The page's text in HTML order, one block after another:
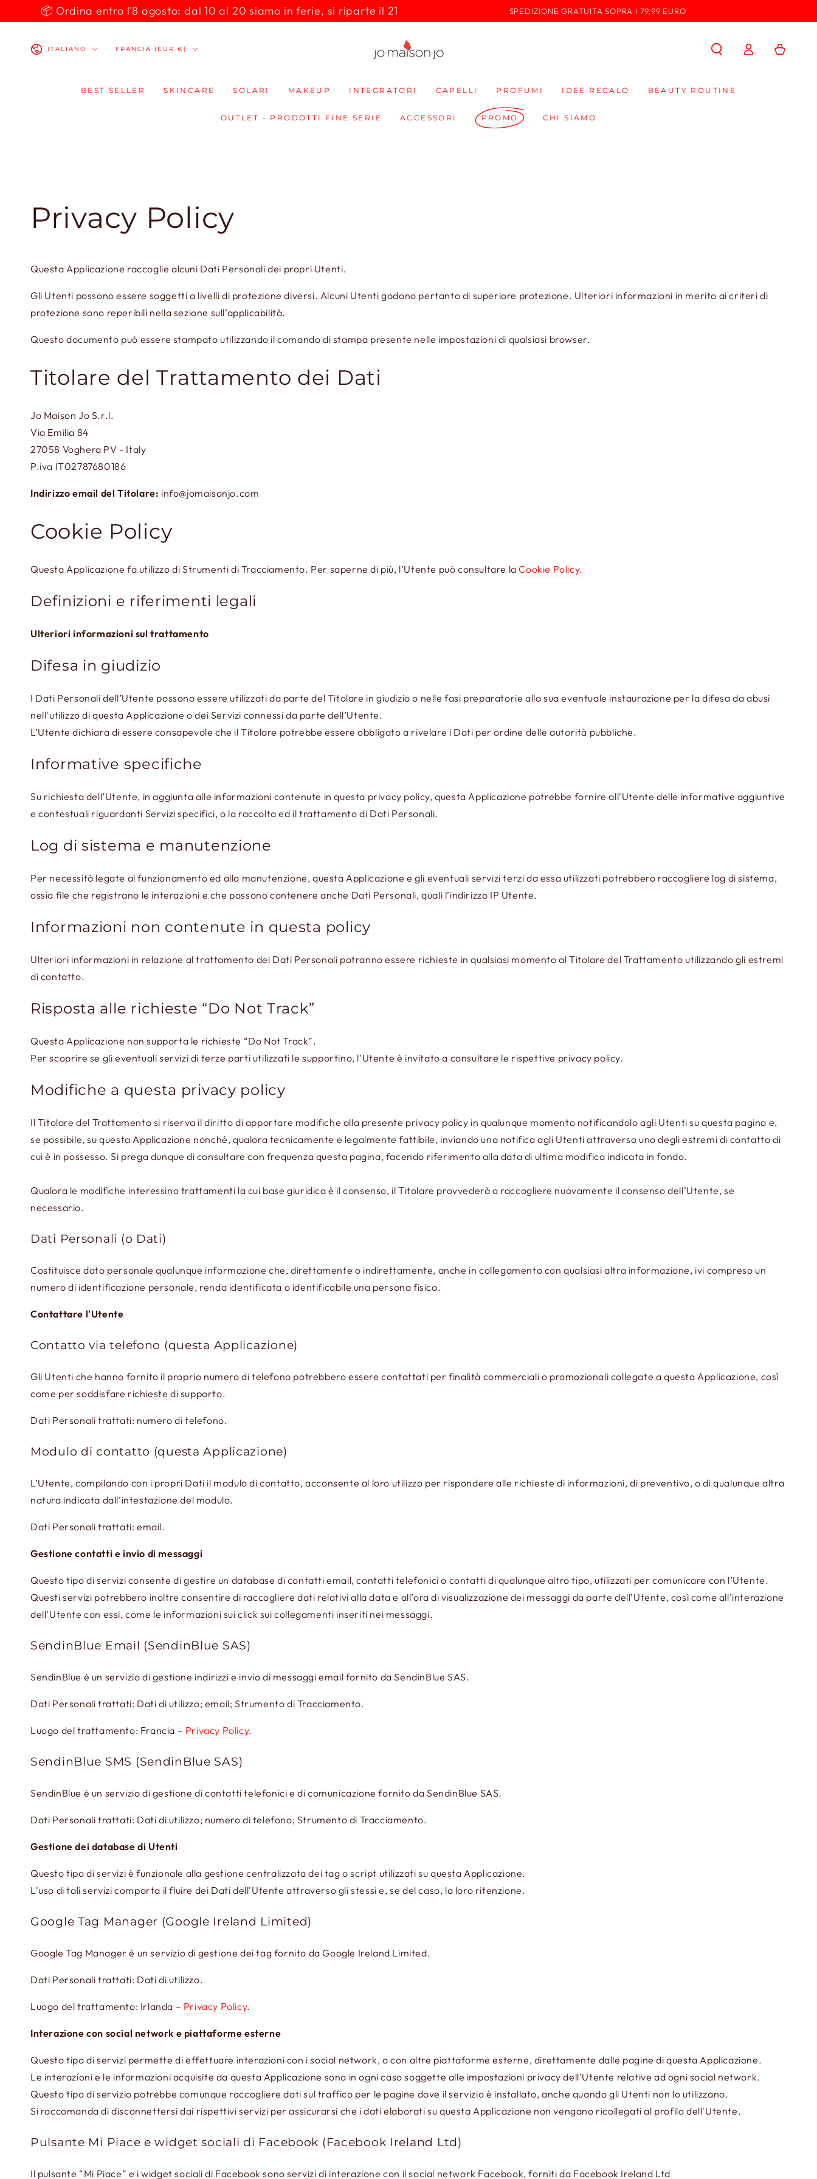
PASSA AL
CONTENUTO
📦 Ordina entro l'8 agosto: dal 10 al 20 siamo in ferie, si riparte il 21 SPEDIZIONE GRATUITA SOPRA I 79,99 EURO
LinguaITALIANO
Paese/Area
FRANCIA (EUR €)
BEST SELLER SKINCARE SOLARI MAKEUP INTEGRATORI CAPELLI PROFUMI IDEE REGALO BEAUTY ROUTINE
OUTLET - PRODOTTI FINE SERIE ACCESSORI PROMO CHI SIAMO
Accedi Carello
Privacy Policy
Questa Applicazione raccoglie alcuni Dati Personali dei propri Utenti.
Gli Utenti possono essere soggetti a livelli di protezione diversi. Alcuni Utenti godono pertanto di superiore protezione. Ulteriori informazioni in merito ai criteri di
protezione sono reperibili nella sezione sull’applicabilità.
Questo documento può essere stampato utilizzando il comando di stampa presente nelle impostazioni di qualsiasi browser.
Titolare del Trattamento dei Dati
Jo Maison Jo S.r.l.
Via Emilia 84
27058 Voghera PV - Italy
P.iva IT02787680186
Indirizzo email del Titolare: info@jomaisonjo.com
Cookie Policy
Questa Applicazione fa utilizzo di Strumenti di Tracciamento. Per saperne di più, l’Utente può consultare la Cookie Policy.
Definizioni e riferimenti legali
Ulteriori informazioni sul trattamento
Difesa in giudizio
I Dati Personali dell’Utente possono essere utilizzati da parte del Titolare in giudizio o nelle fasi preparatorie alla sua eventuale instaurazione per la difesa da abusi
nell'utilizzo di questa Applicazione o dei Servizi connessi da parte dell’Utente.
L’Utente dichiara di essere consapevole che il Titolare potrebbe essere obbligato a rivelare i Dati per ordine delle autorità pubbliche.
Informative specifiche
Su richiesta dell’Utente, in aggiunta alle informazioni contenute in questa privacy policy, questa Applicazione potrebbe fornire all'Utente delle informative aggiuntive
e contestuali riguardanti Servizi specifici, o la raccolta ed il trattamento di Dati Personali.
Log di sistema e manutenzione
Per necessità legate al funzionamento ed alla manutenzione, questa Applicazione e gli eventuali servizi terzi da essa utilizzati potrebbero raccogliere log di sistema,
ossia file che registrano le interazioni e che possono contenere anche Dati Personali, quali l’indirizzo IP Utente.
Informazioni non contenute in questa policy
Ulteriori informazioni in relazione al trattamento dei Dati Personali potranno essere richieste in qualsiasi momento al Titolare del Trattamento utilizzando gli estremi
di contatto.
Risposta alle richieste “Do Not Track”
Questa Applicazione non supporta le richieste “Do Not Track”.
Per scoprire se gli eventuali servizi di terze parti utilizzati le supportino, l'Utente è invitato a consultare le rispettive privacy policy.
Modifiche a questa privacy policy
Il Titolare del Trattamento si riserva il diritto di apportare modifiche alla presente privacy policy in qualunque momento notificandolo agli Utenti su questa pagina e,
se possibile, su questa Applicazione nonché, qualora tecnicamente e legalmente fattibile, inviando una notifica agli Utenti attraverso uno degli estremi di contatto di
cui è in possesso. Si prega dunque di consultare con frequenza questa pagina, facendo riferimento alla data di ultima modifica indicata in fondo.
Qualora le modifiche interessino trattamenti la cui base giuridica è il consenso, il Titolare provvederà a raccogliere nuovamente il consenso dell’Utente, se
necessario.
Dati Personali (o Dati)
Costituisce dato personale qualunque informazione che, direttamente o indirettamente, anche in collegamento con qualsiasi altra informazione, ivi compreso un
numero di identificazione personale, renda identificata o identificabile una persona fisica.
Contattare l'Utente
Contatto via telefono (questa Applicazione)
Gli Utenti che hanno fornito il proprio numero di telefono potrebbero essere contattati per finalità commerciali o promozionali collegate a questa Applicazione, così
come per soddisfare richieste di supporto.
Dati Personali trattati: numero di telefono.
Modulo di contatto (questa Applicazione)
L’Utente, compilando con i propri Dati il modulo di contatto, acconsente al loro utilizzo per rispondere alle richieste di informazioni, di preventivo, o di qualunque altra
natura indicata dall’intestazione del modulo.
Dati Personali trattati: email.
Gestione contatti e invio di messaggi
Questo tipo di servizi consente di gestire un database di contatti email, contatti telefonici o contatti di qualunque altro tipo, utilizzati per comunicare con l’Utente.
Questi servizi potrebbero inoltre consentire di raccogliere dati relativi alla data e all’ora di visualizzazione dei messaggi da parte dell’Utente, così come all’interazione
dell'Utente con essi, come le informazioni sui click sui collegamenti inseriti nei messaggi.
SendinBlue Email (SendinBlue SAS)
SendinBlue è un servizio di gestione indirizzi e invio di messaggi email fornito da SendinBlue SAS.
Dati Personali trattati: Dati di utilizzo; email; Strumento di Tracciamento.
Luogo del trattamento: Francia – Privacy Policy.
SendinBlue SMS (SendinBlue SAS)
SendinBlue è un servizio di gestione di contatti telefonici e di comunicazione fornito da SendinBlue SAS.
Dati Personali trattati: Dati di utilizzo; numero di telefono; Strumento di Tracciamento.
Gestione dei database di Utenti
Questo tipo di servizi è funzionale alla gestione centralizzata dei tag o script utilizzati su questa Applicazione.
L'uso di tali servizi comporta il fluire dei Dati dell'Utente attraverso gli stessi e, se del caso, la loro ritenzione.
Google Tag Manager (Google Ireland Limited)
Google Tag Manager è un servizio di gestione dei tag fornito da Google Ireland Limited.
Dati Personali trattati: Dati di utilizzo.
Luogo del trattamento: Irlanda – Privacy Policy.
Interazione con social network e piattaforme esterne
Questo tipo di servizi permette di effettuare interazioni con i social network, o con altre piattaforme esterne, direttamente dalle pagine di questa Applicazione.
Le interazioni e le informazioni acquisite da questa Applicazione sono in ogni caso soggette alle impostazioni privacy dell’Utente relative ad ogni social network.
Questo tipo di servizio potrebbe comunque raccogliere dati sul traffico per le pagine dove il servizio è installato, anche quando gli Utenti non lo utilizzano.
Si raccomanda di disconnettersi dai rispettivi servizi per assicurarsi che i dati elaborati su questa Applicazione non vengano ricollegati al profilo dell'Utente.
Pulsante Mi Piace e widget sociali di Facebook (Facebook Ireland Ltd)
Il pulsante “Mi Piace” e i widget sociali di Facebook sono servizi di interazione con il social network Facebook, forniti da Facebook Ireland Ltd